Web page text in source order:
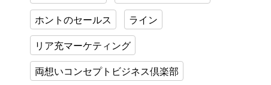
ホントのセールス ライン
リア充マーケティング
両想いコンセプトビジネス倶楽部